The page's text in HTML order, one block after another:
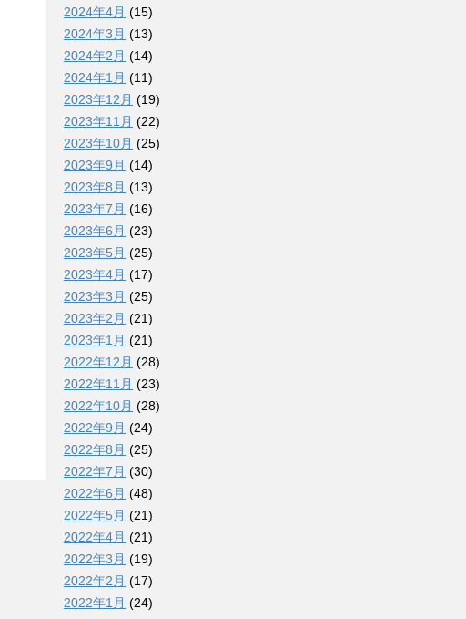
2024年4月 (15)
2024年3月 (13)
2024年2月 (14)
2024年1月 (11)
2023年12月 (19)
2023年11月 (22)
2023年10月 (25)
2023年9月 (14)
2023年8月 (13)
2023年7月 (16)
2023年6月 (23)
2023年5月 (25)
2023年4月 (17)
2023年3月 (25)
2023年2月 (21)
2023年1月 (21)
2022年12月 (28)
2022年11月 (23)
2022年10月 (28)
2022年9月 (24)
2022年8月 (25)
2022年7月 (30)
2022年6月 (48)
2022年5月 (21)
2022年4月 (21)
2022年3月 (19)
2022年2月 (17)
2022年1月 (24)